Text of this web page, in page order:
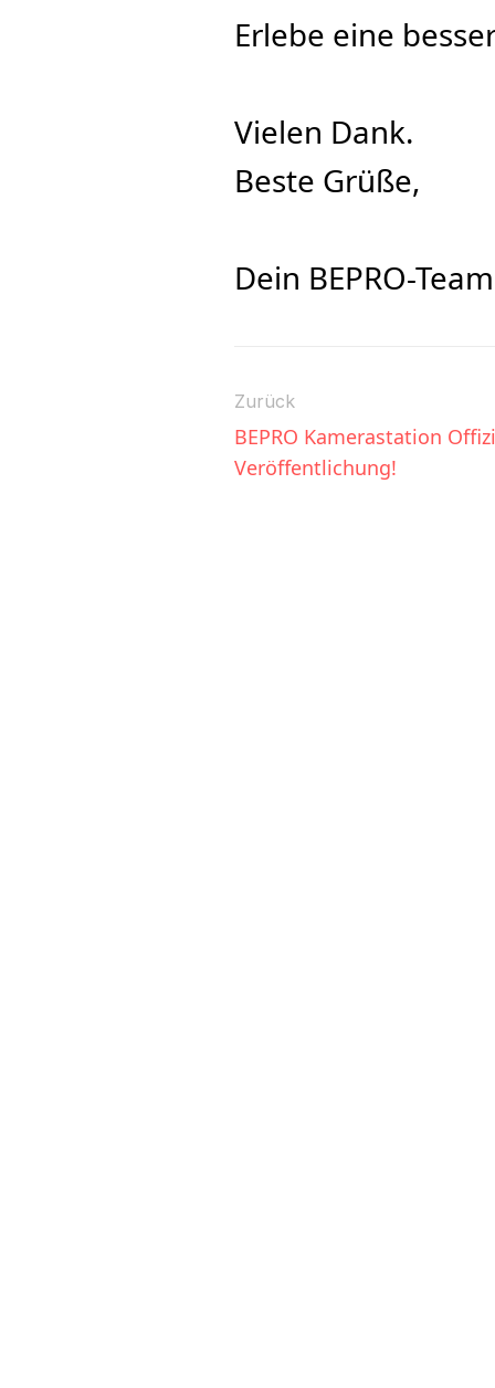
Erlebe eine
Vielen Dank.
Beste Grüße,
Dein BEPRO-Team
Zurück
BEPRO Kamerastation
Veröffentlichung!